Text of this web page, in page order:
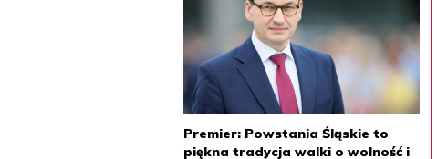
Premier: Powstania Śląskie to
piękna tradycja walki o wolność i